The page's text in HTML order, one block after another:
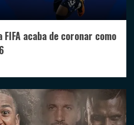
acaba de coronar como